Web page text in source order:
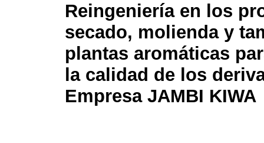
Reingeniería en los
secado, molienda y
plantas aromáticas
la calidad de los
Empresa JAMBI KIWA